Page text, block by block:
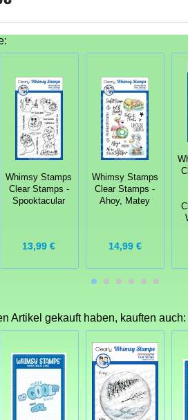
Whimsy Stamps
Clear Stamps -
Spooktacular
13,99 €
Whimsy Stamps
Clear Stamps -
Ahoy, Matey
14,99 €
Artikel gekauft haben, kauften auch: